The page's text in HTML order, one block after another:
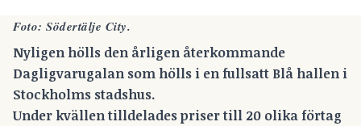
Foto: Södertälje City.
Nyligen hölls den årligen återkommande
Dagligvarugalan som hölls i en fullsatt Blå hallen i
Stockholms stadshus.
Under kvällen tilldelades priser till 20 olika förtag